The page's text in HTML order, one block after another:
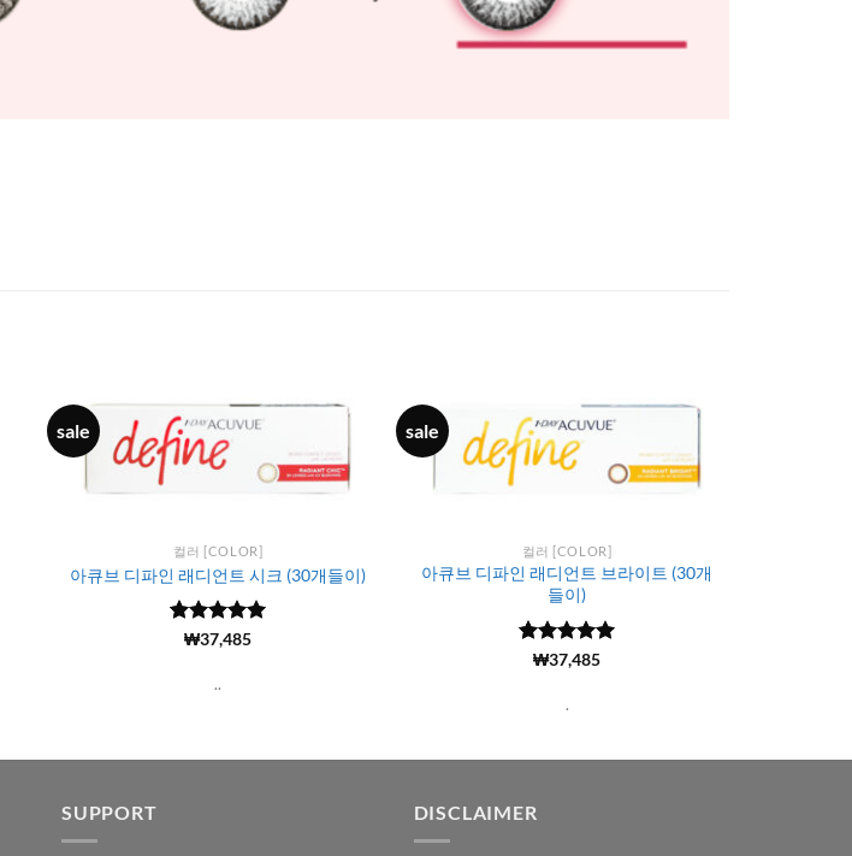
sale
컬러 [COLOR]
아큐브 디파인 래디언트 시크 (30개들이)
5 중에서
(6617)
₩37,485
..
sale
컬러 [COLOR]
아큐브 디파인 래디언트 브라이트 (30개
들이)
5 중에서
(11693)
₩37,485
.
SUPPORT DISCLAIMER